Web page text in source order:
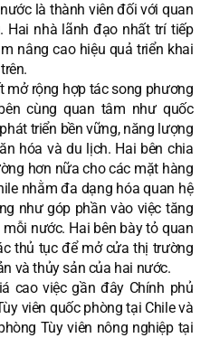
là thành viên đối với quan
Hai nhà lãnh đạo nhất trí tiếp
nâng cao hiệu quả triển khai
mở rộng hợp tác song phương
cùng quan tâm như quốc
triển bền vững, năng lượng
hóa và du lịch. Hai bên chia
hơn nữa cho các mặt hàng
nhằm đa dạng hóa quan hệ
như góp phần vào việc tăng
nước. Hai bên bày tỏ quan
thủ tục để mở cửa thị trường
và thủy sản của hai nước.
cao việc gần đây Chính phủ
viên quốc phòng tại Chile và
Tùy viên nông nghiệp tại